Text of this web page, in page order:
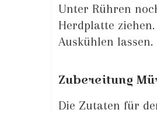
Unter Rühren
Herdplatte ziehen.
Auskühlen lassen.
Zubereitung
Die Zutaten für